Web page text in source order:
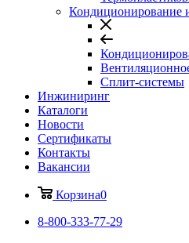
Кондиционирование
Сплит-системы
Инжиниринг
Каталоги
Новости
Сертификаты
Контакты
Вакансии
Корзина0
8-800-333-77-29